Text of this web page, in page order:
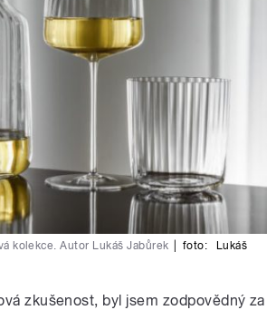
kolekce. Autor Lukáš Jabůrek foto:
Lukáš
zkušenost, byl jsem zodpovědný za